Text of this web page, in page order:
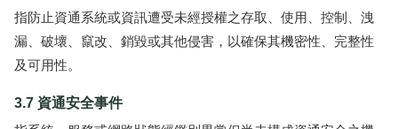
指防止資通系統或資訊遭受未經授權之存取、使用、控制、洩
漏、破壞、竄改、銷毀或其他侵害，以確保其機密性、完整性
及可用性。
3.7 資通安全事件